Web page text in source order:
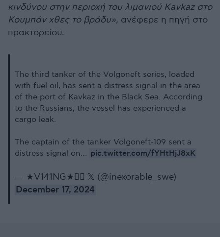
κινδύνου στην περιοχή του λιμανιού Kavkaz στο
Κουμπάν χθες το βράδυ», ανέφερε η πηγή στο
πρακτορείου.
The third tanker of the Volgoneft series, loaded
with fuel oil, has sent a distress signal in the area
of ​​the port of Kavkaz in the Black Sea. According
to the Russians, the vessel has experienced a
cargo leak.
The captain of the tanker Volgoneft-109 sent a
distress signal on… pic.twitter.com/fYHtHjJ8xK
— ★V141NG★🏴‍☠️ 𝕏 (@inexorable_swe)
December 17, 2024